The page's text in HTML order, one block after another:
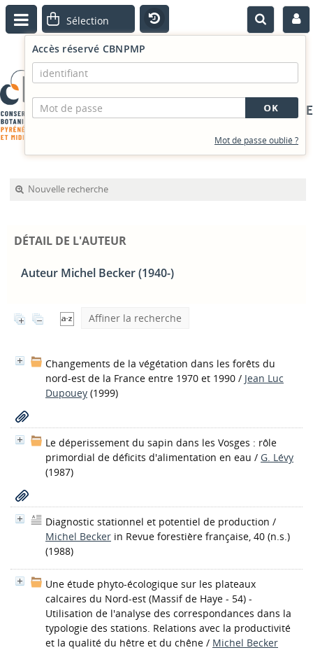
PORTAIL DOCUMENTAIRE
Accès réservé CBNPMP
Mot de passe oublié ?
Nouvelle recherche
DÉTAIL DE L'AUTEUR
Auteur Michel Becker (1940-)
Affiner la recherche
Changements de la végétation dans les forêts du
nord-est de la France entre 1970 et 1990 / Jean Luc
Dupouey (1999)
Le déperissement du sapin dans les Vosges : rôle
primordial de déficits d'alimentation en eau / G. Lévy
(1987)
Diagnostic stationnel et potentiel de production /
Michel Becker in Revue forestière française, 40 (n.s.)
(1988)
Une étude phyto-écologique sur les plateaux
calcaires du Nord-est (Massif de Haye - 54) -
Utilisation de l'analyse des correspondances dans la
typologie des stations. Relations avec la productivité
et la qualité du hêtre et du chêne / Michel Becker